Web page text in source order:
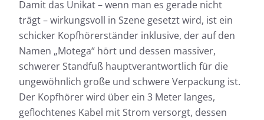
Damit das Unikat – wenn man es gerade nicht
trägt – wirkungsvoll in Szene gesetzt wird, ist ein
schicker Kopfhörerständer inklusive, der auf den
Namen „Motega“ hört und dessen massiver,
schwerer Standfuß hauptverantwortlich für die
ungewöhnlich große und schwere Verpackung ist.
Der Kopfhörer wird über ein 3 Meter langes,
geflochtenes Kabel mit Strom versorgt, dessen